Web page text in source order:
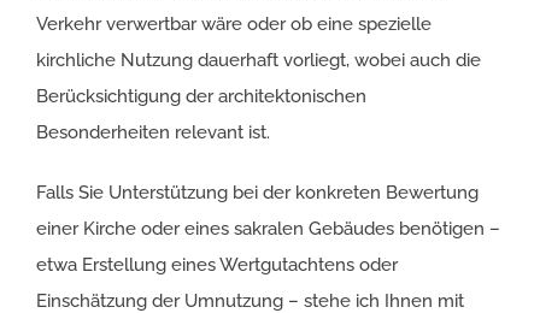
Verkehr verwertbar wäre oder ob eine spezielle
kirchliche Nutzung dauerhaft vorliegt, wobei auch die
Berücksichtigung der architektonischen
Besonderheiten relevant ist.
Falls Sie Unterstützung bei der konkreten Bewertung
einer Kirche oder eines sakralen Gebäudes benötigen –
etwa Erstellung eines Wertgutachtens oder
Einschätzung der Umnutzung – stehe ich Ihnen mit